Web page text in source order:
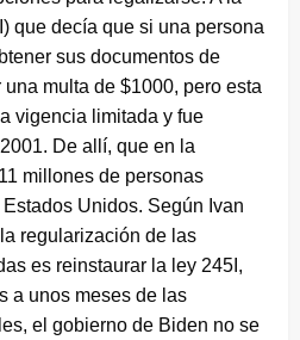
que decía que si una persona
sus documentos de
multa de $1000, pero esta
vigencia limitada y fue
De allí, que en la
millones de personas
Unidos. Según Ivan
regularización de las
es reinstaurar la ley 245I,
a unos meses de las
el gobierno de Biden no se